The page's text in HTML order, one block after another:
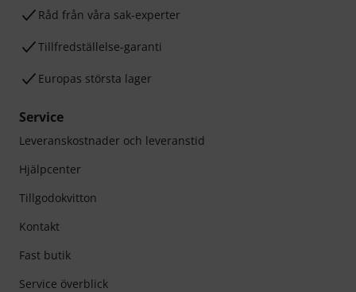
Råd från våra sak-experter
Tillfredställelse-garanti
Europas största lager
Service
Leveranskostnader och leveranstid
Hjälpcenter
Tillgodokvitton
Kontakt
Fast butik
Service överblick